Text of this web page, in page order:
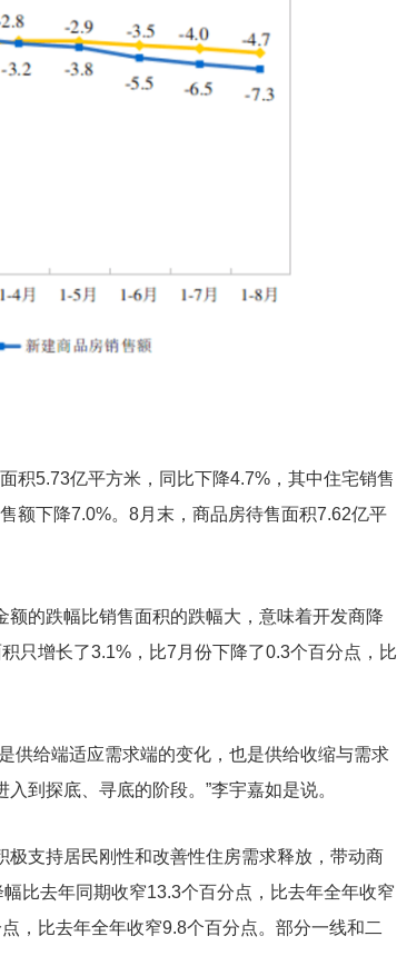
积5.73亿平方米，同比下降4.7%，其中住宅销售
额下降7.0%。8月末，商品房待售面积7.62亿平
的跌幅比销售面积的跌幅大，意味着开发商降
只增长了3.1%，比7月份下降了0.3个百分点，比
供给端适应需求端的变化，也是供给收缩与需求
到探底、寻底的阶段。”李宇嘉如是说。
支持居民刚性和改善性住房需求释放，带动商
比去年同期收窄13.3个百分点，比去年全年收窄
，比去年全年收窄9.8个百分点。部分一线和二